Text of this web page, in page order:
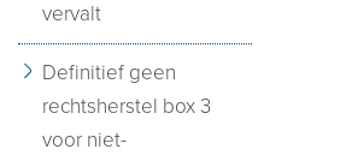
vervalt
Definitief geen
rechtsherstel box 3
voor niet-